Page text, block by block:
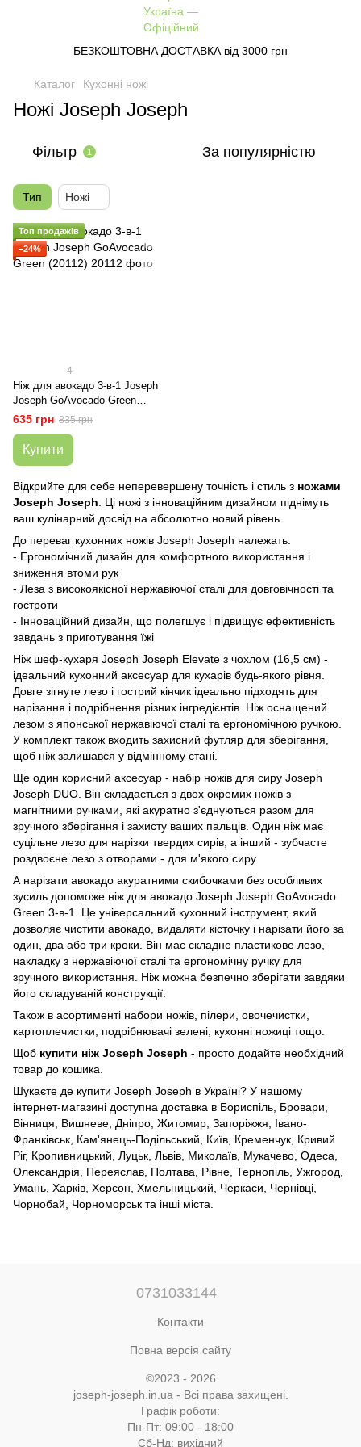
БЕЗКОШТОВНА ДОСТАВКА від 3000 грн
Каталог Кухонні ножі
Ножі Joseph Joseph
Фільтр 1 За популярністю
Тип Ножі
Топ продажів
−24%
4
Ніж для авокадо 3-в-1 Joseph
Joseph GoAvocado Green
(20112)
635 грн 835 грн
Купити
Відкрийте для себе неперевершену точність і стиль з ножами
Joseph Joseph . Ці ножі з інноваційним дизайном піднімуть
ваш кулінарний досвід на абсолютно новий рівень.
До переваг кухонних ножів Joseph Joseph належать:
- Ергономічний дизайн для комфортного використання і
зниження втоми рук
- Леза з високоякісної нержавіючої сталі для довговічності та
гостроти
- Інноваційний дизайн, що полегшує і підвищує ефективність
завдань з приготування їжі
Ніж шеф-кухаря Joseph Joseph Elevate з чохлом (16,5 см) -
ідеальний кухонний аксесуар для кухарів будь-якого рівня.
Довге зігнуте лезо і гострий кінчик ідеально підходять для
нарізання і подрібнення різних інгредієнтів. Ніж оснащений
лезом з японської нержавіючої сталі та ергономічною ручкою.
У комплект також входить захисний футляр для зберігання,
щоб ніж залишався у відмінному стані.
Ще один корисний аксесуар - набір ножів для сиру Joseph
Joseph DUO. Він складається з двох окремих ножів з
магнітними ручками, які акуратно з'єднуються разом для
зручного зберігання і захисту ваших пальців. Один ніж має
суцільне лезо для нарізки твердих сирів, а інший - зубчасте
роздвоєне лезо з отворами - для м'якого сиру.
А нарізати авокадо акуратними скибочками без особливих
зусиль допоможе ніж для авокадо Joseph Joseph GoAvocado
Green 3-в-1. Це універсальний кухонний інструмент, який
дозволяє чистити авокадо, видаляти кісточку і нарізати його за
один, два або три кроки. Він має складне пластикове лезо,
накладку з нержавіючої сталі та ергономічну ручку для
зручного використання. Ніж можна безпечно зберігати завдяки
його складуваній конструкції.
Також в асортименті набори ножів, пілери, овочечистки,
картоплечистки, подрібнювачі зелені, кухонні ножиці тощо.
Щоб купити ніж Joseph Joseph - просто додайте необхідний
товар до кошика.
Шукаєте де купити Joseph Joseph в Україні? У нашому
інтернет-магазині доступна доставка в Бориспіль, Бровари,
Вінниця, Вишневе, Дніпро, Житомир, Запоріжжя, Івано-
Франківськ, Кам'янець-Подільський, Київ, Кременчук, Кривий
Ріг, Кропивницький, Луцьк, Львів, Миколаїв, Мукачево, Одеса,
Олександрія, Переяслав, Полтава, Рівне, Тернопіль, Ужгород,
Умань, Харків, Херсон, Хмельницький, Черкаси, Чернівці,
Чорнобай, Чорноморськ та інші міста.
0731033144
Контакти
Повна версія сайту
©2023 - 2026
joseph-joseph.in.ua - Всі права захищені.
Графік роботи:
Пн-Пт: 09:00 - 18:00
Сб-Нд: вихідний